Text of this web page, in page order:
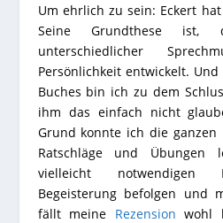
Um ehrlich zu sein: Eckert
Seine Grundthese ist,
unterschiedlicher
Persönlichkeit entwickelt.
Buches bin ich zu dem
ihm das einfach nicht
Grund konnte ich die ganzen
Ratschläge und
vielleicht notwendigen
Begeisterung befolgen und
fällt meine Rezension wohl